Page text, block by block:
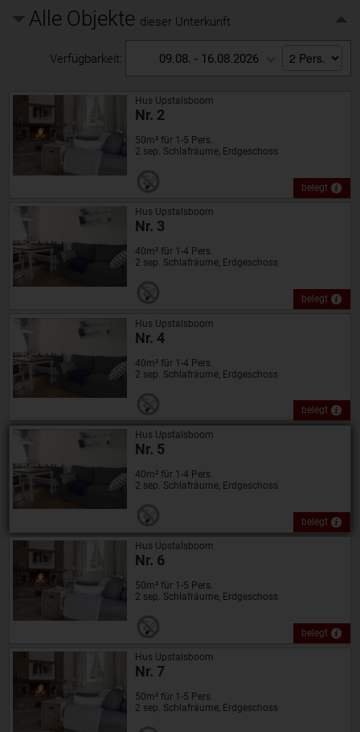
Alle Objekte dieser Unterkunft
Verfügbarkeit: 09.08. - 16.08.2026
belegt
Hus Upstalsboom
Nr. 2
50m² für 1-5 Pers.
2 sep. Schlafräume, Erdgeschoss
belegt
Hus Upstalsboom
Nr. 3
40m² für 1-4 Pers.
2 sep. Schlafräume, Erdgeschoss
belegt
Hus Upstalsboom
Nr. 4
40m² für 1-4 Pers.
2 sep. Schlafräume, Erdgeschoss
belegt
Hus Upstalsboom
Nr. 5
40m² für 1-4 Pers.
2 sep. Schlafräume, Erdgeschoss
belegt
Hus Upstalsboom
Nr. 6
50m² für 1-5 Pers.
2 sep. Schlafräume, Erdgeschoss
Hus Upstalsboom
Nr. 7
50m² für 1-5 Pers.
2 sep. Schlafräume, Erdgeschoss